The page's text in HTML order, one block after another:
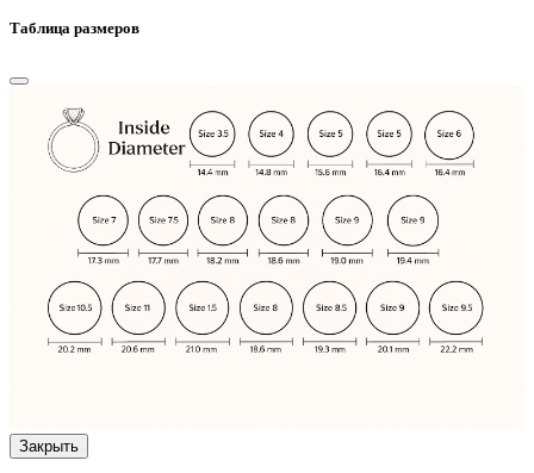
Таблица размеров
Закрыть